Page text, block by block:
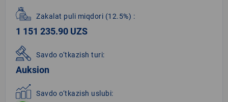
Zakalat puli miqdori (12.5%) :
1 151 235.90 UZS
Savdo o‘tkazish turi:
Auksion
Savdo o‘tkazish uslubi: